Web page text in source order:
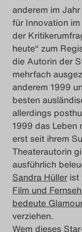
anderem im
für Innovation
der
heute“ zum
die Autorin der
mehrfach
anderem 1999
besten
allerdings
1999 das Leben
erst seit ihrem
Theaterautorin
ausführlich
Sandra Hüllerist
Film und
bedeute
verziehen.
Wem dieses